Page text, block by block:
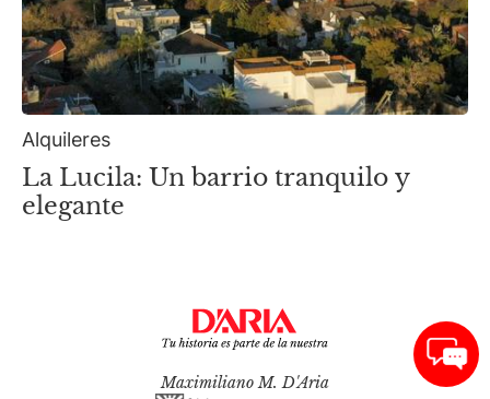
Alquileres
La Lucila: Un barrio tranquilo y
elegante
Maximiliano M. D'Aria